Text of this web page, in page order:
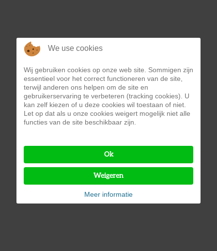
We use cookies
Wij gebruiken cookies op onze web site. Sommigen zijn
essentieel voor het correct functioneren van de site,
terwijl anderen ons helpen om de site en
gebruikerservaring te verbeteren (tracking cookies). U
kan zelf kiezen of u deze cookies wil toestaan of niet.
Let op dat als u onze cookies weigert mogelijk niet alle
functies van de site beschikbaar zijn.
Ok
Weigeren
Meer informatie